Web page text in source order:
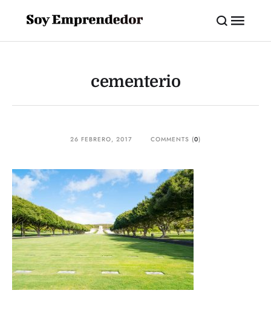
cementerio
26 FEBRERO, 2017 COMMENTS (0)